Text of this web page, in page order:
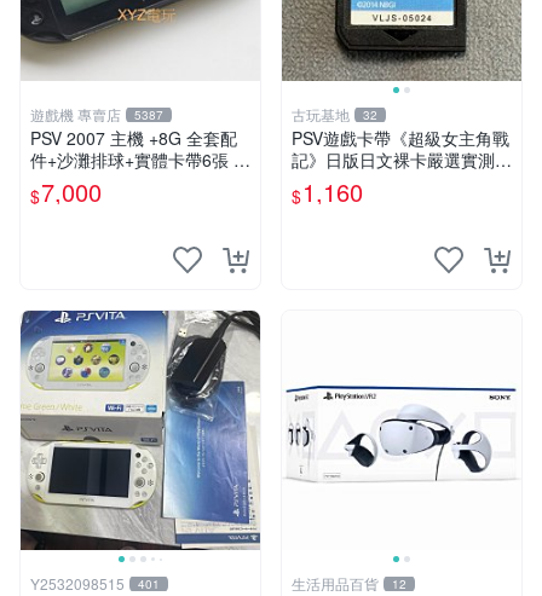
遊戲機 專賣店 5387
PSV 2007 主機 +8G 全套配
件+沙灘排球+實體卡帶6張 保
修一年 品質有保障
$7,000
古玩基地 32
PSV遊戲卡帶《超級女主角戰
記》日版日文裸卡嚴選實測正
常索尼專用 超級女主角戰記
PSV 日版 裸卡
$1,160
Y2532098515 401 生活用品百貨 12